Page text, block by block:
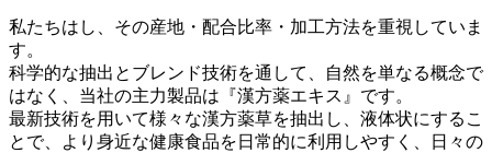
私たちはし、その産地・配合比率・加工方法を重視していま
す。
科学的な抽出とブレンド技術を通して、自然を単なる概念で
はなく、当社の主力製品は『漢方薬エキス』です。
最新技術を用いて様々な漢方薬草を抽出し、液体状にするこ
とで、より身近な健康食品を日常的に利用しやすく、日々の